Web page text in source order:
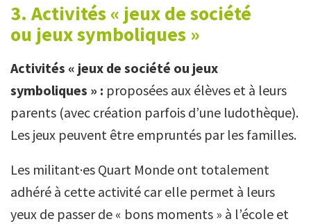
3. Activités « jeux de société
ou jeux symboliques »
Activités « jeux de société ou jeux
symboliques » : proposées aux élèves et à leurs
parents (avec création parfois d’une ludothèque).
Les jeux peuvent être empruntés par les familles.
Les militant·es Quart Monde ont totalement
adhéré à cette activité car elle permet à leurs
yeux de passer de « bons moments » à l’école et